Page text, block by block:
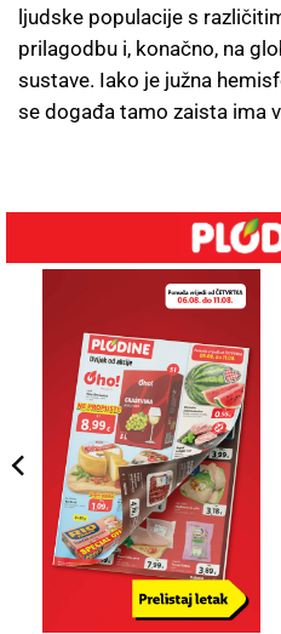
ljudske populacije s
prilagodbu i, konačno, na
sustave. Iako je južna
se događa tamo zaista ima